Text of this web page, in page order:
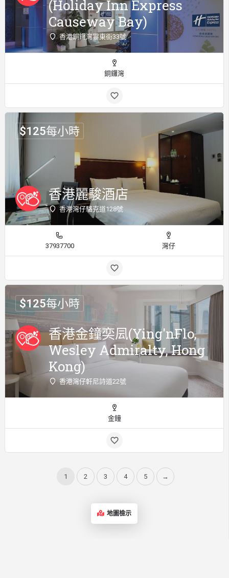
(Holiday Inn Express
Causeway Bay)
香港銅鑼灣霎東街33號
銅鑼灣
香港麗駿酒店
香港灣仔駱克道128號
$125每小時
37937700 灣仔
香港金鐘奕凨(Ying'nFlo,
Wesley Admiralty, Hong
Kong)
香港灣仔軒尼詩道22號
$125每小時
金鐘
1 2 3 4 5 →
地圖檢示